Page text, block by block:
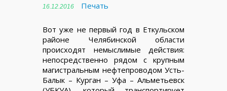
16.12.2016 Печать
Вот уже не первый год в Еткульском
районе Челябинской области
происходят немыслимые действия:
непосредственно рядом с крупным
магистральным нефтепроводом Усть-
Балык – Курган – Уфа – Альметьевск